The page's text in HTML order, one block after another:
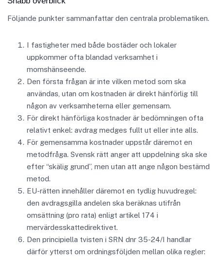
Följande punkter sammanfattar den centrala problematiken.
I fastigheter med både bostäder och lokaler
uppkommer ofta blandad verksamhet i
momshänseende.
Den första frågan är inte vilken metod som ska
användas, utan om kostnaden är direkt hänförlig till
någon av verksamheterna eller gemensam.
För direkt hänförliga kostnader är bedömningen ofta
relativt enkel: avdrag medges fullt ut eller inte alls.
För gemensamma kostnader uppstår däremot en
metodfråga. Svensk rätt anger att uppdelning ska ske
efter “skälig grund”, men utan att ange någon bestämd
metod.
EU-rätten innehåller däremot en tydlig huvudregel:
den avdragsgilla andelen ska beräknas utifrån
omsättning (pro rata) enligt artikel 174 i
mervärdesskattedirektivet.
Den principiella tvisten i SRN dnr 35-24/I handlar
därför ytterst om ordningsföljden mellan olika regler: